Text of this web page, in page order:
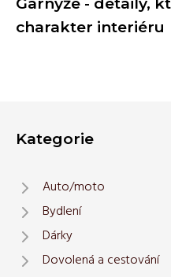
charakter interiéru
Kategorie
Auto/moto
Bydlení
Dárky
Dovolená a cestování